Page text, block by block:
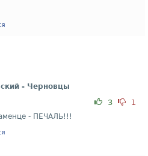
- Черновцы
3 1
- ПЕЧАЛЬ!!!